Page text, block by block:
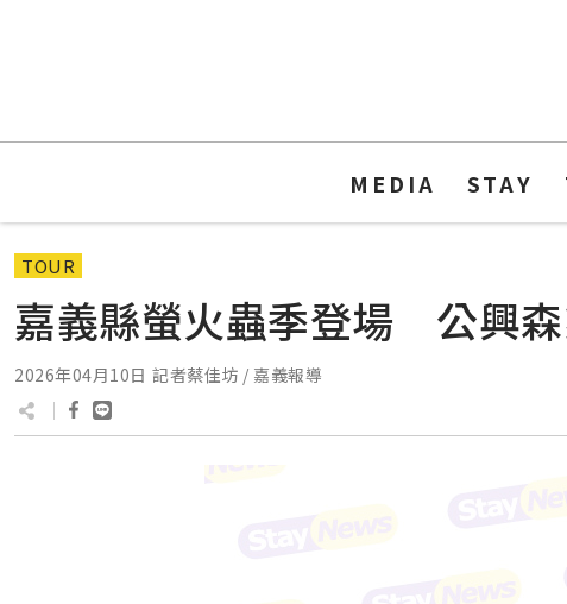
MEDIA STAY
TOUR
嘉義縣螢火蟲季登場 公興
2026年04月10日 記者蔡佳坊 / 嘉義報導